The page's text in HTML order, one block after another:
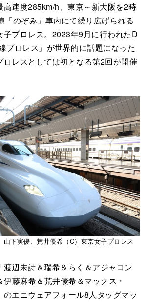
速度285km/h、東京～新大阪を2時
「のぞみ」車内にて繰り広げられる
子プロレス。2023年9月に行われたD
プロレス」が世界的に話題になった
ロレスとしては初となる第2回が開催
山下実優、荒井優希（C）東京女子プロレス
辺未詩＆瑞希＆らく＆アジャコン
藤麻希＆荒井優希＆マックス・
のエニウェアフォール8人タッグマッ